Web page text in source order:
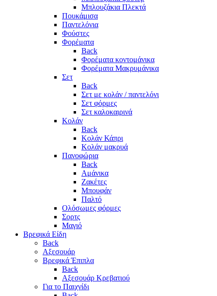
Μπλουζάκια Πλεκτά
Πουκάμισα
Παντελόνια
Φούστες
Φορέματα
Back
Φορέματα κοντομάνικα
Φορέματα Μακρυμάνικα
Σετ
Back
Σετ με κολάν / παντελόνι
Σετ φόρμες
Σετ καλοκαιρινά
Κολάν
Back
Κολάν Κάπρι
Κολάν μακρυά
Πανοφώρια
Back
Αμάνικα
Ζακέτες
Μπουφάν
Παλτό
Ολόσωμες φόρμες
Σορτς
Μαγιό
Βρεφικά Είδη
Back
Αξεσουάρ
Βρεφικά Έπιπλα
Back
Αξεσουάρ Κρεβατιού
Για το Παιχνίδι